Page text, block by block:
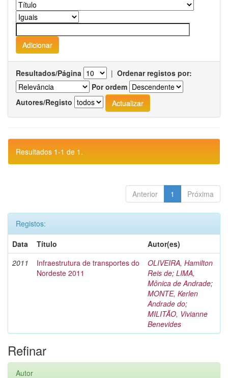
Resultados/Página | Ordenar registos por:
Por ordem
Autores/Registo
Resultados 1-1 de 1.
Anterior 1 Próxima
Registos:
Data
Título
Autor(es)
2011
Infraestrutura de transportes do
Nordeste 2011
OLIVEIRA, Hamilton
Reis de; LIMA,
Mônica de Andrade;
MONTE, Kerlen
Andrade do;
MILITÃO, Vivianne
Benevides
Refinar
Autor